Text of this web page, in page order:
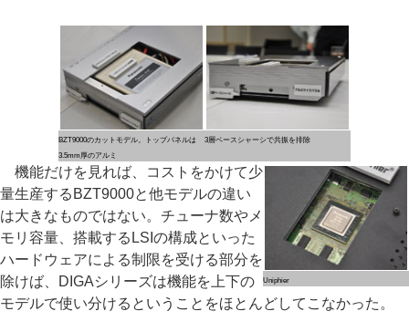
BZT9000のカットモデル。トップパネルは
3.5mm厚のアルミ
3層ベースシャーシで共振を排除
Uniphier
機能だけを見れば、コストをかけて少
量生産するBZT9000と他モデルの違い
は大きなものではない。チューナ数やメ
モリ容量、搭載するLSIの構成といった
ハードウェアによる制限を受ける部分を
除けば、DIGAシリーズは機能を上下の
モデルで使い分けるということをほとんどしてこなかった。